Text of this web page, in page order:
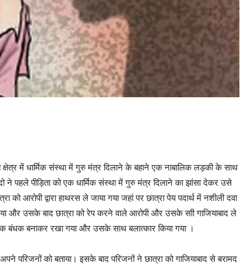
में धार्मिक संस्था में गुरु मंत्र दिलाने के बहाने एक नाबालिक लड़की के साथ
ने पहले पीड़िता को एक धार्मिक संस्था में गुरु मंत्र दिलाने का झांसा देकर उसे
द्वारा हाथरस ले जाया गया जहां पर छात्रा पेय पदार्थ में नशीली दवा
और उसके बाद छात्रा को रेप करने वाले आरोपी और उसके साी गाजियाबाद ले
बंधक बनाकर रखा गया और उसके साथ बलात्कार किया गया ।
परिजनों को बताया। इसके बाद परिजनों ने छात्रा को गाजियाबाद से बरामद